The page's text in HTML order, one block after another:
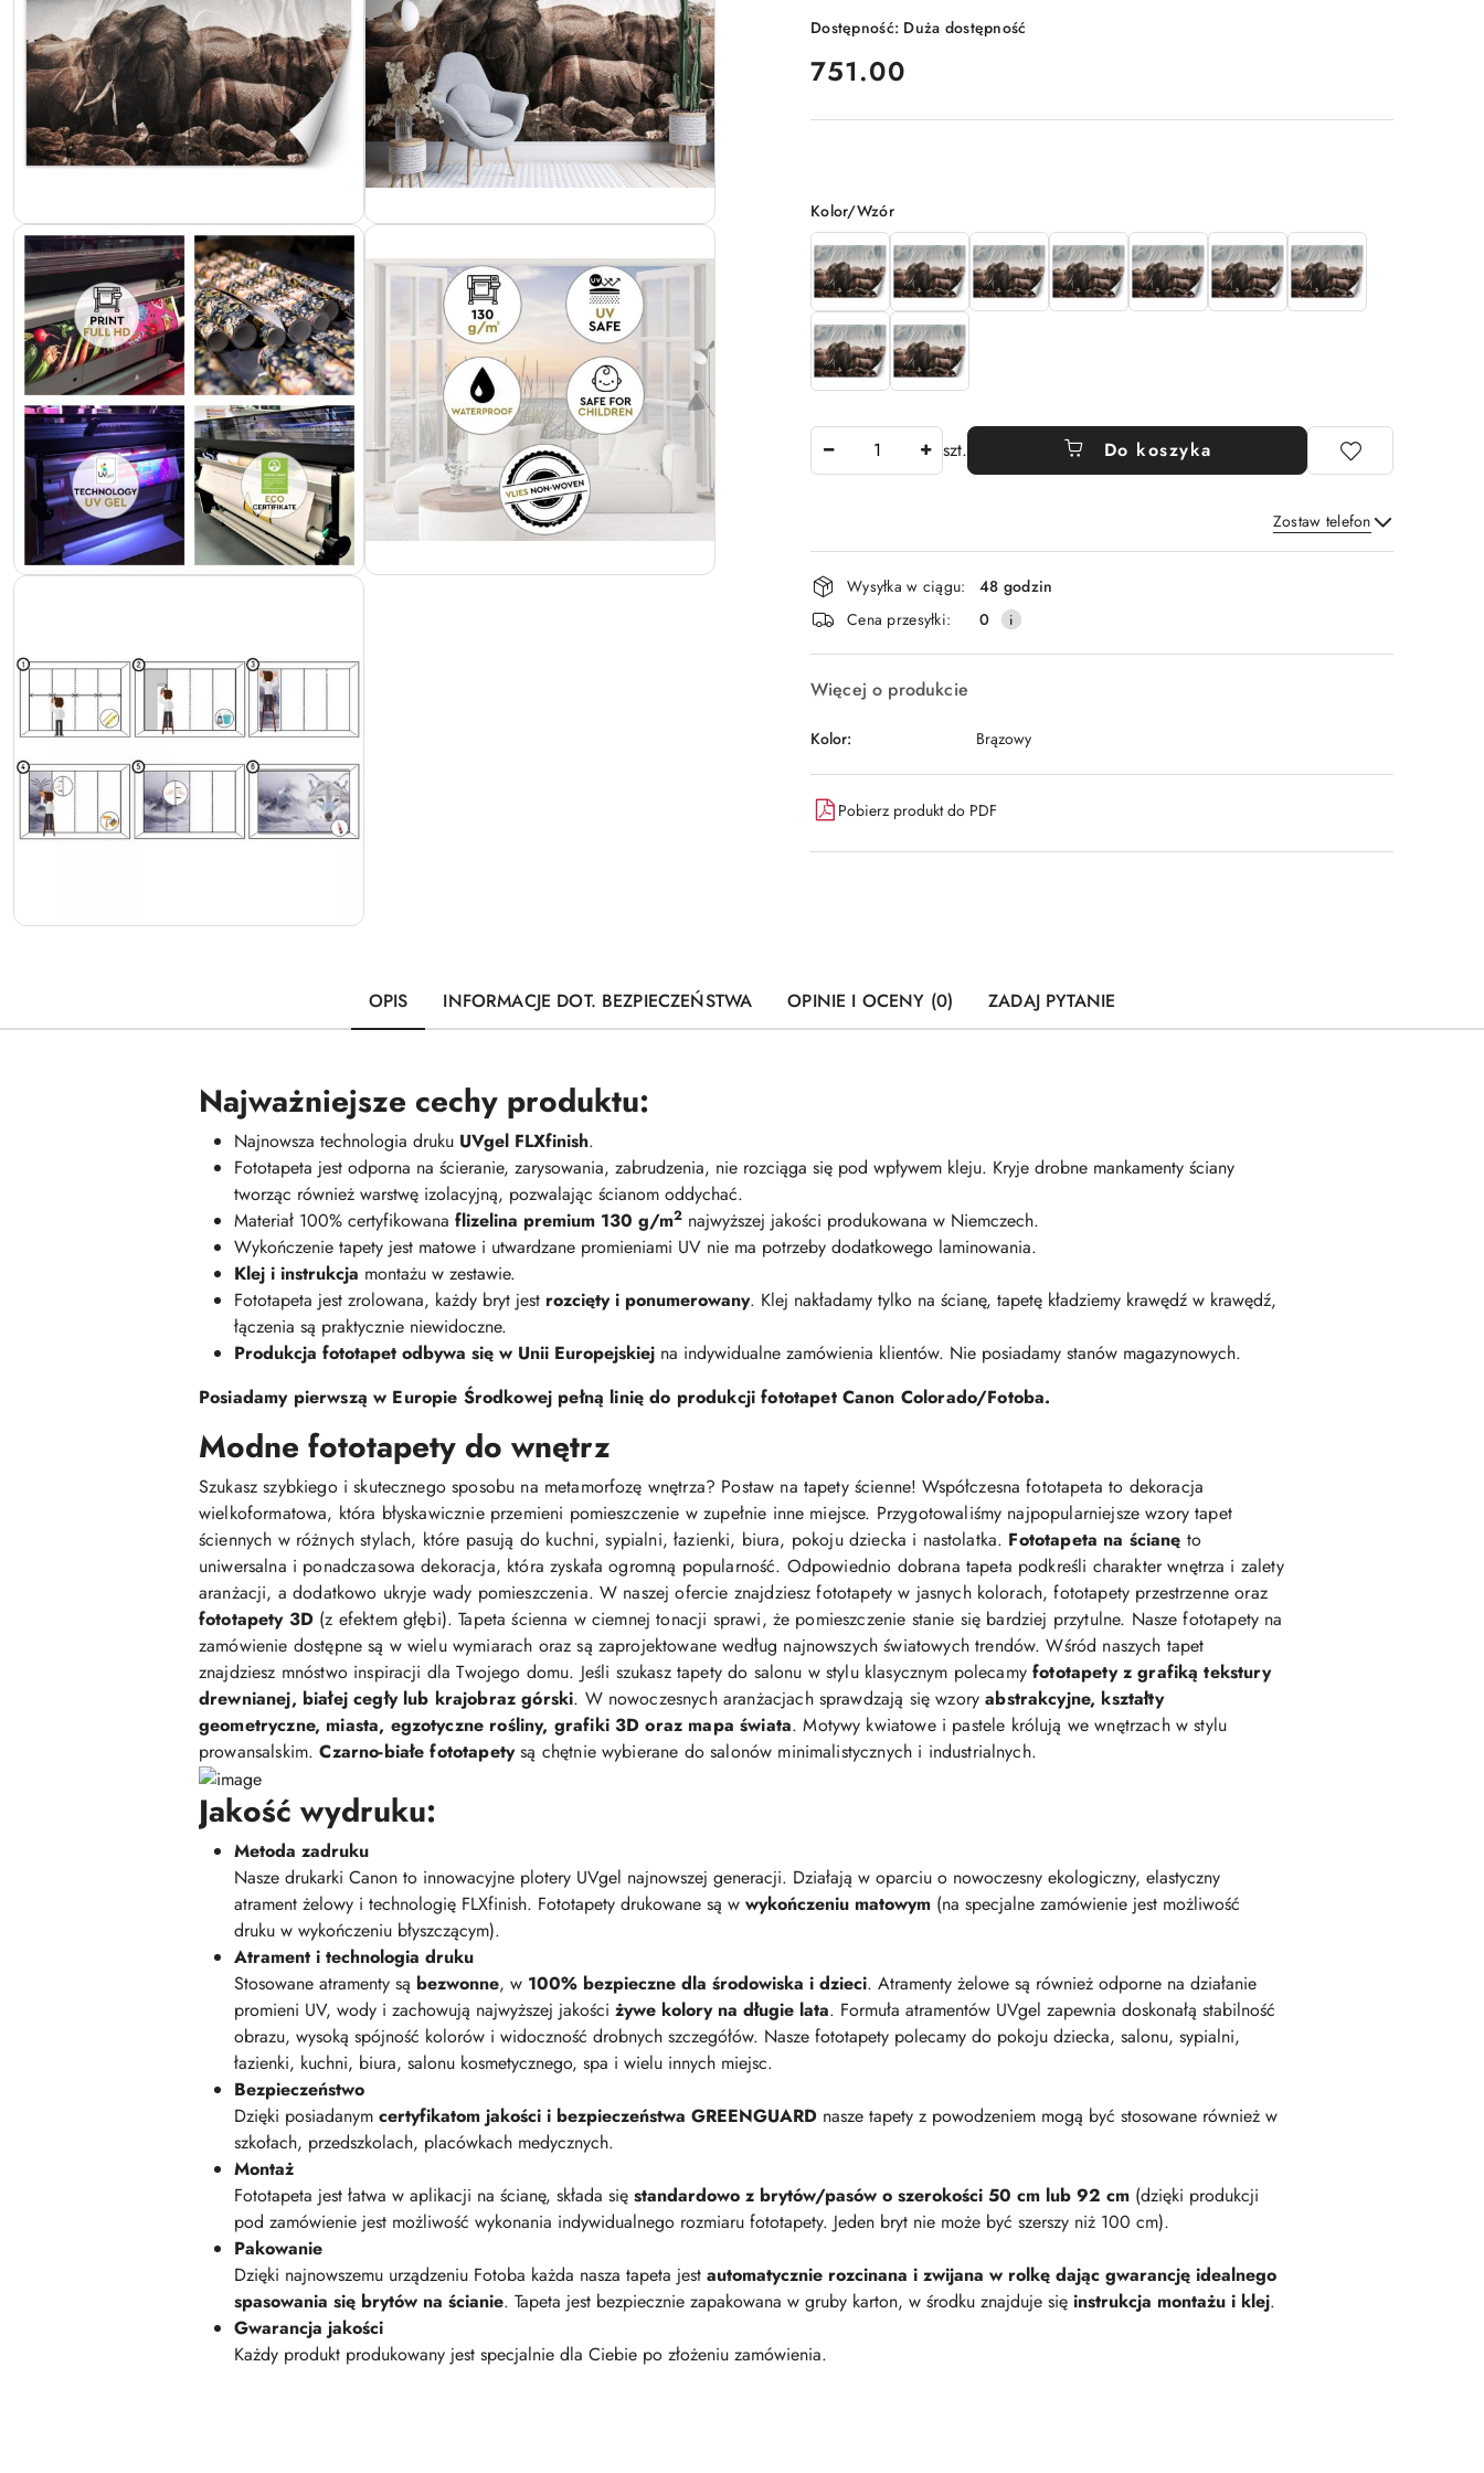
Dostępność: Duża dostępność
cena:
751.00
Wariant
Kolor/Wzór
szt. Do koszyka
Zostaw telefon
Wyślij
Dostępność
i
dostawa
Wysyłka w ciągu:
48 godzin
Cena przesyłki:
0
Więcej o produkcie
Kolor: Brązowy
Pobierz produkt do PDF
OPIS INFORMACJE DOT. BEZPIECZEŃSTWA OPINIE I OCENY (0) ZADAJ PYTANIE
Najważniejsze cechy produktu:
Najnowsza technologia druku UVgel FLXfinish.
Fototapeta jest odporna na ścieranie, zarysowania, zabrudzenia, nie rozciąga się pod wpływem kleju. Kryje drobne mankamenty ściany
tworząc również warstwę izolacyjną, pozwalając ścianom oddychać.
Materiał 100% certyfikowana flizelina premium 130 g/m2 najwyższej jakości produkowana w Niemczech.
Wykończenie tapety jest matowe i utwardzane promieniami UV nie ma potrzeby dodatkowego laminowania.
Klej i instrukcja montażu w zestawie.
Fototapeta jest zrolowana, każdy bryt jest rozcięty i ponumerowany. Klej nakładamy tylko na ścianę, tapetę kładziemy krawędź w krawędź,
łączenia są praktycznie niewidoczne.
Produkcja fototapet odbywa się w Unii Europejskiej na indywidualne zamówienia klientów. Nie posiadamy stanów magazynowych.
Posiadamy pierwszą w Europie Środkowej pełną linię do produkcji fototapet Canon Colorado/Fotoba.
Modne fototapety do wnętrz
Szukasz szybkiego i skutecznego sposobu na metamorfozę wnętrza? Postaw na tapety ścienne! Współczesna fototapeta to dekoracja
wielkoformatowa, która błyskawicznie przemieni pomieszczenie w zupełnie inne miejsce. Przygotowaliśmy najpopularniejsze wzory tapet
ściennych w różnych stylach, które pasują do kuchni, sypialni, łazienki, biura, pokoju dziecka i nastolatka. Fototapeta na ścianę to
uniwersalna i ponadczasowa dekoracja, która zyskała ogromną popularność. Odpowiednio dobrana tapeta podkreśli charakter wnętrza i zalety
aranżacji, a dodatkowo ukryje wady pomieszczenia. W naszej ofercie znajdziesz fototapety w jasnych kolorach, fototapety przestrzenne oraz
fototapety 3D (z efektem głębi). Tapeta ścienna w ciemnej tonacji sprawi, że pomieszczenie stanie się bardziej przytulne. Nasze fototapety na
zamówienie dostępne są w wielu wymiarach oraz są zaprojektowane według najnowszych światowych trendów. Wśród naszych tapet
znajdziesz mnóstwo inspiracji dla Twojego domu. Jeśli szukasz tapety do salonu w stylu klasycznym polecamyfototapety z grafiką tekstury
drewnianej, białej cegły lub krajobraz górski. W nowoczesnych aranżacjach sprawdzają się wzoryabstrakcyjne, kształty
geometryczne, miasta, egzotyczne rośliny, grafiki 3D oraz mapa świata. Motywy kwiatowe i pastele królują we wnętrzach w stylu
prowansalskim.Czarno-białe fototapetysą chętnie wybierane do salonów minimalistycznych i industrialnych.
Jakość wydruku:
Metoda zadruku
Nasze drukarki Canon to innowacyjne plotery UVgel najnowszej generacji. Działają w oparciu o nowoczesny ekologiczny, elastyczny
atrament żelowy i technologię FLXfinish. Fototapety drukowane są w wykończeniu matowym (na specjalne zamówienie jest możliwość
druku w wykończeniu błyszczącym).
Atrament i technologia druku
Stosowane atramenty są bezwonne, w 100% bezpieczne dla środowiska i dzieci. Atramenty żelowe są również odporne na działanie
promieni UV, wody i zachowują najwyższej jakości żywe kolory na długie lata. Formuła atramentów UVgel zapewnia doskonałą stabilność
obrazu, wysoką spójność kolorów i widoczność drobnych szczegółów. Nasze fototapety polecamy do pokoju dziecka, salonu, sypialni,
łazienki, kuchni, biura, salonu kosmetycznego, spa i wielu innych miejsc.
Bezpieczeństwo
Dzięki posiadanym certyfikatom jakości i bezpieczeństwa GREENGUARD nasze tapety z powodzeniem mogą być stosowane również w
szkołach, przedszkolach, placówkach medycznych.
Montaż
Fototapeta jest łatwa w aplikacji na ścianę, składa się standardowo z brytów/pasów o szerokości 50 cm lub 92 cm (dzięki produkcji
pod zamówienie jest możliwość wykonania indywidualnego rozmiaru fototapety. Jeden bryt nie może być szerszy niż 100 cm).
Pakowanie
Dzięki najnowszemu urządzeniu Fotoba każda nasza tapeta jest automatycznie rozcinana i zwijana w rolkę dając gwarancję idealnego
spasowania się brytów na ścianie. Tapeta jest bezpiecznie zapakowana w gruby karton, w środku znajduje się instrukcja montażu i klej.
Gwarancja jakości
Każdy produkt produkowany jest specjalnie dla Ciebie po złożeniu zamówienia.